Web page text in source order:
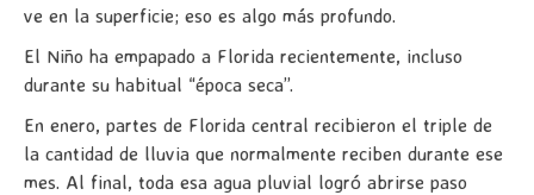
ve en la superficie; eso es algo más profundo.
El Niño ha empapado a Florida recientemente, incluso
durante su habitual “época seca”.
En enero, partes de Florida central recibieron el triple de
la cantidad de lluvia que normalmente reciben durante ese
mes. Al final, toda esa agua pluvial logró abrirse paso